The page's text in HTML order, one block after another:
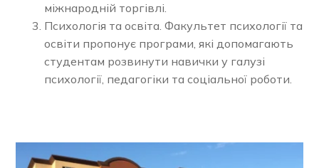
міжнародній торгівлі.
Психологія та освіта. Факультет психології та
освіти пропонує програми, які допомагають
студентам розвинути навички у галузі
психології, педагогіки та соціальної роботи.